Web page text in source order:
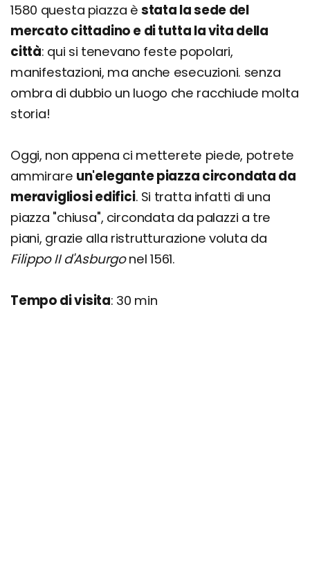
1580 questa piazza è stata la sede del
mercato cittadino e di tutta la vita della
città: qui si tenevano feste popolari,
manifestazioni, ma anche esecuzioni. senza
ombra di dubbio un luogo che racchiude molta
storia!
Oggi, non appena ci metterete piede, potrete
ammirare un'elegante piazza circondata da
meravigliosi edifici. Si tratta infatti di una
piazza "chiusa", circondata da palazzi a tre
piani, grazie alla ristrutturazione voluta da
Filippo II d'Asburgonel 1561.
Tempo di visita: 30 min